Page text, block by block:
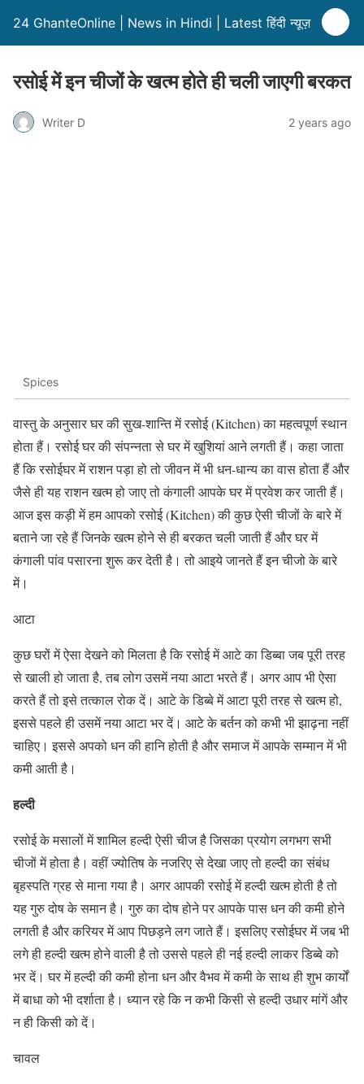
24 GhanteOnline | News in Hindi | Latest हिंदी न्यूज़
रसोई में इन चीजों के खत्म होते ही चली जाएगी बरकत
Writer D 2 years ago
Spices
वास्तु के अनुसार घर की सुख-शान्ति में रसोई (Kitchen) का महत्वपूर्ण स्थान
होता हैं। रसोई घर की संपन्नता से घर में खुशियां आने लगती हैं। कहा जाता
हैं कि रसोईघर में राशन पड़ा हो तो जीवन में भी धन-धान्य का वास होता हैं और
जैसे ही यह राशन खत्म हो जाए तो कंगाली आपके घर में प्रवेश कर जाती हैं।
आज इस कड़ी में हम आपको रसोई (Kitchen) की कुछ ऐसी चीजों के बारे में
बताने जा रहे हैं जिनके खत्म होने से ही बरकत चली जाती हैं और घर में
कंगाली पांव पसारना शुरू कर देती है। तो आइये जानते हैं इन चीजो के बारे
में।
आटा
कुछ घरों में ऐसा देखने को मिलता है कि रसोई में आटे का डिब्‍बा जब पूरी तरह
से खाली हो जाता है, तब लोग उसमें नया आटा भरते हैं। अगर आप भी ऐसा
करते हैं तो इसे तत्‍काल रोक दें। आटे के डिब्‍बे में आटा पूरी तरह से खत्‍म हो,
इससे पहले ही उसमें नया आटा भर दें। आटे के बर्तन को कभी भी झाढ़ना नहीं
चाहिए। इससे अपको धन की हानि होती है और समाज में आपके सम्‍मान में भी
कमी आती है।
हल्‍दी
रसोई के मसालों में शामिल हल्‍दी ऐसी चीज है जिसका प्रयोग लगभग सभी
चीजों में होता है। वहीं ज्‍योतिष के नजरिए से देखा जाए तो हल्‍दी का संबंध
बृहस्‍पति ग्रह से माना गया है। अगर आपकी रसोई में हल्‍दी खत्‍म होती है तो
यह गुरु दोष के समान है। गुरु का दोष होने पर आपके पास धन की कमी होने
लगती है और करियर में आप पिछड़ने लग जाते हैं। इसलिए रसोईघर में जब भी
लगे ही हल्‍दी खत्‍म होने वाली है तो उससे पहले ही नई हल्‍दी लाकर डिब्‍बे को
भर दें। घर में हल्‍दी की कमी होना धन और वैभव में कमी के साथ ही शुभ कार्यों
में बाधा को भी दर्शाता है। ध्‍यान रहे कि न कभी किसी से हल्‍दी उधार मांगें और
न ही किसी को दें।
चावल